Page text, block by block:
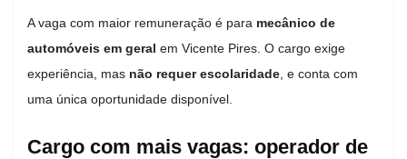
A vaga com maior remuneração é para mecânico de
automóveis em geral em Vicente Pires. O cargo exige
experiência, mas não requer escolaridade , e conta com
uma única oportunidade disponível.
Cargo com mais vagas: operador de